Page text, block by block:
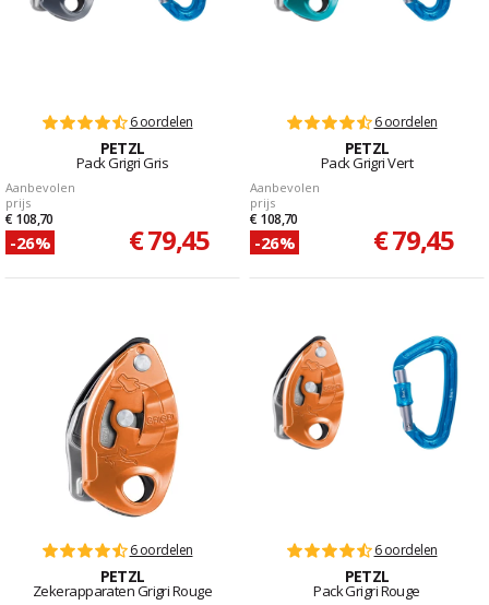
6 oordelen
PETZL
Pack Grigri Gris
Aanbevolen
prijs
€ 108,70
-26% € 79,45
6 oordelen
PETZL
Pack Grigri Vert
Aanbevolen
prijs
€ 108,70
-26% € 79,45
6 oordelen
PETZL
Zekerapparaten Grigri Rouge
6 oordelen
PETZL
Pack Grigri Rouge